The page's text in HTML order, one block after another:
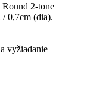
2-tone
0,7cm (dia).
vyžiadanie